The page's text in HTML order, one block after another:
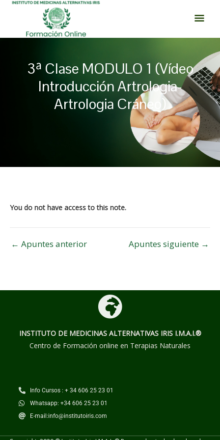
contenido
3ª Clase MODULO 1 (Vídeo
Introducción Artrologia-
Artrologia Cráneo)
You do not have access to this note.
entradas
← Apuntes anterior Apuntes siguiente →
INSTITUTO DE MEDICINAS ALTERNATIVAS IRIS I.M.A.I.®
Centro de Formación online en Terapias Naturales
Info Cursos : + 34 606 25 23 01
Whatsapp: +34 606 25 23 01
E-mail:info@institutoiris.com